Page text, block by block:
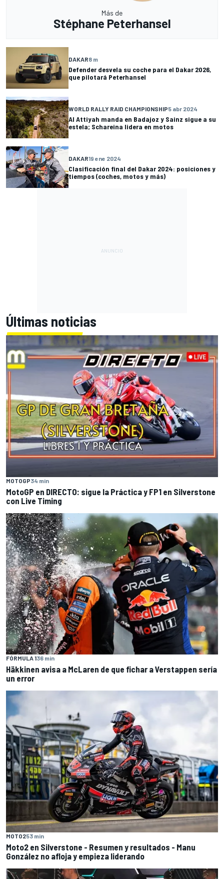
Más de
Stéphane Peterhansel
DAKAR8 m
Defender desvela su coche para el Dakar 2026,
que pilotará Peterhansel
WORLD RALLY RAID CHAMPIONSHIP5 abr 2024
Al Attiyah manda en Badajoz y Sainz sigue a su
estela; Schareina lidera en motos
DAKAR19 ene 2024
Clasificación final del Dakar 2024: posiciones y
tiempos (coches, motos y más)
Últimas noticias
MOTOGP34 min
MotoGP en DIRECTO: sigue la Práctica y FP1 en Silverstone
con Live Timing
FÓRMULA 136 min
Häkkinen avisa a McLaren de que fichar a Verstappen sería
un error
MOTO253 min
Moto2 en Silverstone - Resumen y resultados - Manu
González no afloja y empieza liderando